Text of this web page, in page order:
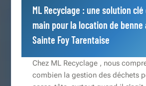
ML Recyclage : une solution clé
main pour la location de benne
Sainte Foy Tarentaise
Chez ML Recyclage , nous
combien la gestion des déchets